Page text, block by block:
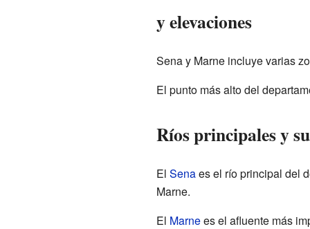
y elevaciones
Sena y Marne incluye varias
El punto más alto del
Ríos principales y
El Senaes el río principal del
Marne.
El Marnees el afluente más